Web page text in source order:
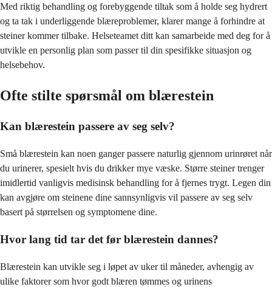
Med riktig behandling og forebyggende tiltak som å holde seg hydrert
og ta tak i underliggende blæreproblemer, klarer mange å forhindre at
steiner kommer tilbake. Helseteamet ditt kan samarbeide med deg for å
utvikle en personlig plan som passer til din spesifikke situasjon og
helsebehov.
Ofte stilte spørsmål om blærestein
Kan blærestein passere av seg selv?
Små blærestein kan noen ganger passere naturlig gjennom urinrøret når
du urinerer, spesielt hvis du drikker mye væske. Større steiner trenger
imidlertid vanligvis medisinsk behandling for å fjernes trygt. Legen din
kan avgjøre om steinene dine sannsynligvis vil passere av seg selv
basert på størrelsen og symptomene dine.
Hvor lang tid tar det før blærestein dannes?
Blærestein kan utvikle seg i løpet av uker til måneder, avhengig av
ulike faktorer som hvor godt blæren tømmes og urinens